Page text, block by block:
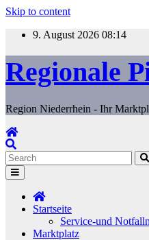
Skip to content
9. August 2026 08:14
Regionale
Region Niederrhein - Ihr
Startseite
Service-und
Marktplatz